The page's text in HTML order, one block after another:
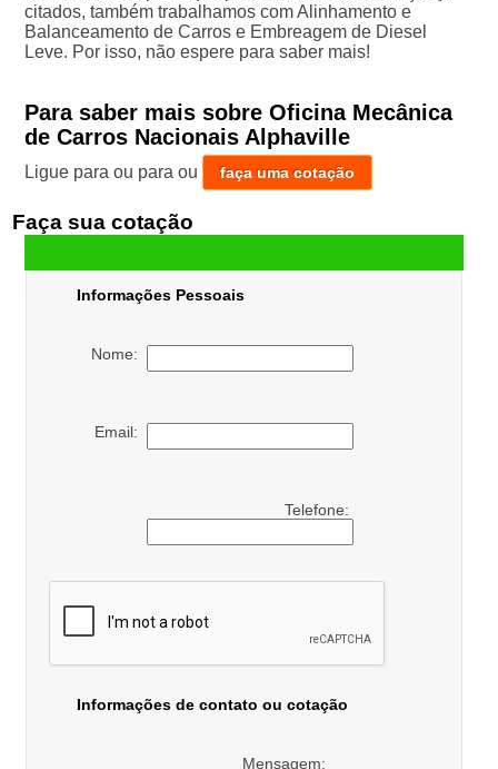
citados, também trabalhamos com Alinhamento e
Balanceamento de Carros e Embreagem de Diesel
Leve. Por isso, não espere para saber mais!
Para saber mais sobre Oficina Mecânica
de Carros Nacionais Alphaville
Ligue para ou para ou faça uma cotação
Faça sua cotação
Informações Pessoais
Nome:
Email:
Telefone:
Informações de contato ou cotação
Mensagem: